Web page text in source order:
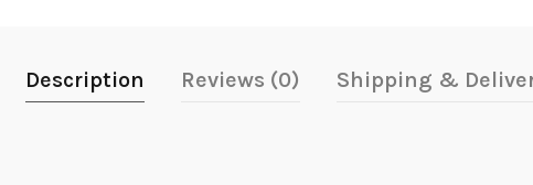
Description Reviews (0) Shipping &